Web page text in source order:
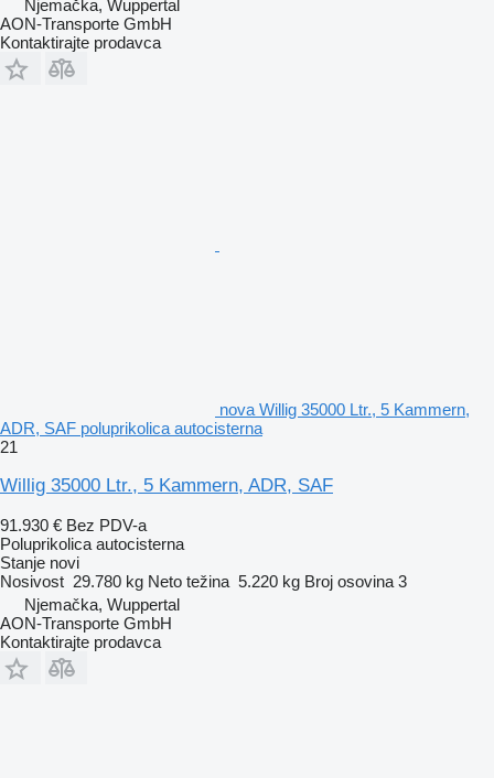
Njemačka, Wuppertal
AON-Transporte GmbH
Kontaktirajte prodavca
nova Willig 35000 Ltr., 5 Kammern,
ADR, SAF poluprikolica autocisterna
21
Willig 35000 Ltr., 5 Kammern, ADR, SAF
91.930 € Bez PDV-a
Poluprikolica autocisterna
Stanje novi
Nosivost 29.780 kg Neto težina 5.220 kg Broj osovina 3
Njemačka, Wuppertal
AON-Transporte GmbH
Kontaktirajte prodavca